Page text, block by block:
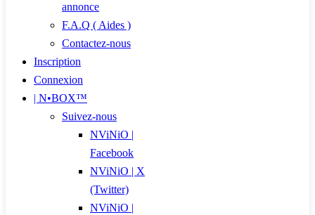
annonce
F.A.Q ( Aides )
Contactez-nous
Inscription
Connexion
| N•BOX™
Suivez-nous
NViNiO |
Facebook
NViNiO | X
(Twitter)
NViNiO |